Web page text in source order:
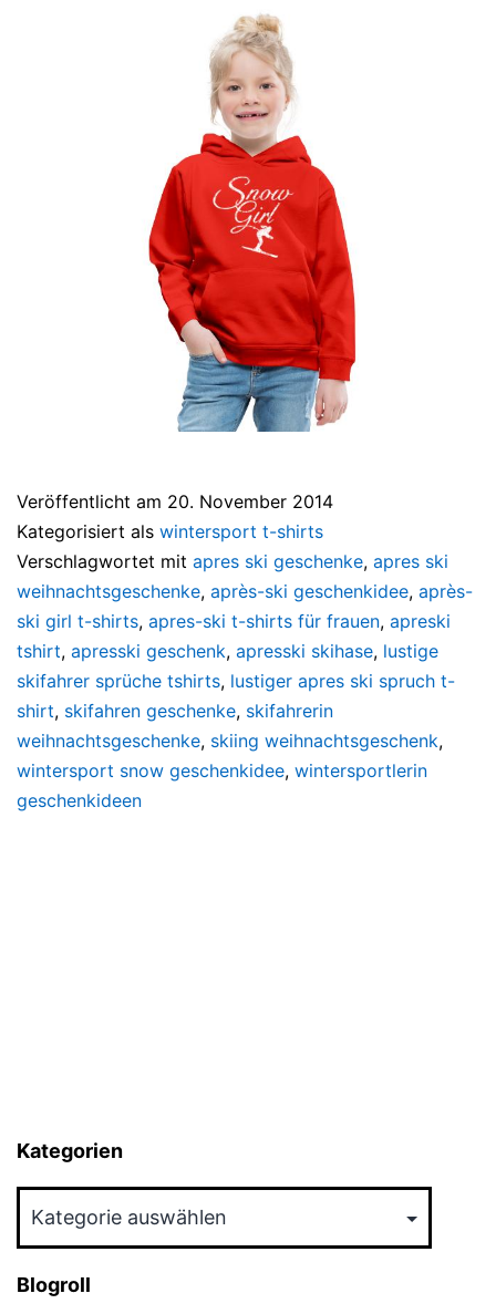
Veröffentlicht am 20. November 2014
Kategorisiert als wintersport t-shirts
Verschlagwortet mit apres ski geschenke, apres ski
weihnachtsgeschenke, après-ski geschenkidee, après-
ski girl t-shirts, apres-ski t-shirts für frauen, apreski
tshirt, apresski geschenk, apresski skihase, lustige
skifahrer sprüche tshirts, lustiger apres ski spruch t-
shirt, skifahren geschenke, skifahrerin
weihnachtsgeschenke, skiing weihnachtsgeschenk,
wintersport snow geschenkidee, wintersportlerin
geschenkideen
Kategorien
Blogroll